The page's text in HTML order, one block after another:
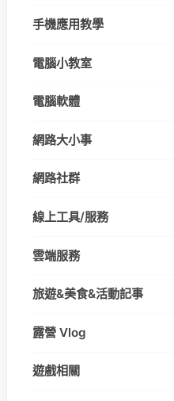
手機應用教學
電腦小教室
電腦軟體
網路大小事
網路社群
線上工具/服務
雲端服務
旅遊&美食&活動記事
露營 Vlog
遊戲相關